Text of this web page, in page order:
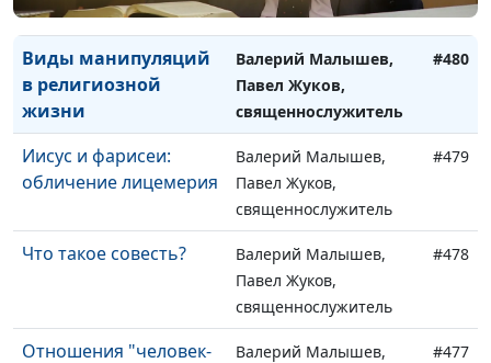
священнослужитель
Виды манипуляций
в религиозной
жизни
Валерий Малышев,
Павел Жуков,
священнослужитель
#480
Иисус и фарисеи:
обличение лицемерия
Валерий Малышев,
Павел Жуков,
священнослужитель
#479
Что такое совесть?
Валерий Малышев,
Павел Жуков,
священнослужитель
#478
Отношения "человек- Валерий Малышев, #477